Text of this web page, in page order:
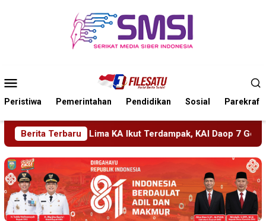
Mobile
Peristiwa Pemerintahan Pendidikan Sosial Parekraf
Berita Terbaru
Terdampak, KAI Daop 7 Gerak Cepat Pulihkan Layanan